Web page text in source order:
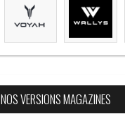
NOS VERSIONS MAGAZINES